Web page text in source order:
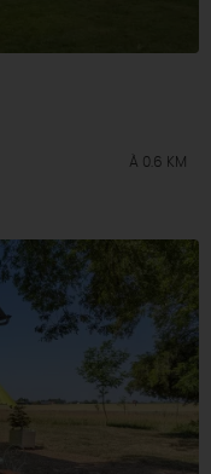
À 0.6 KM